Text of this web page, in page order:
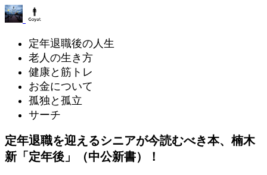
定年退職後の人生
老人の生き方
健康と筋トレ
お金について
孤独と孤立
サーチ
定年退職を迎えるシニアが今読むべき本、楠木
新「定年後」（中公新書）！